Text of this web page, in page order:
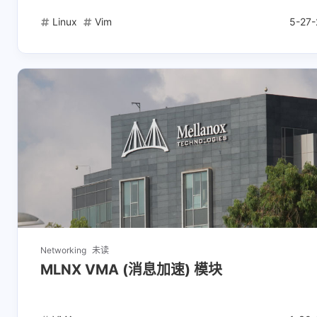
最新评论
正在加载中...
5-
Linux Vim
Networking 未读
MLNX VMA (消息加速) 模块